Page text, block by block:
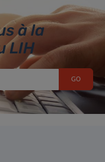
à la
LIH